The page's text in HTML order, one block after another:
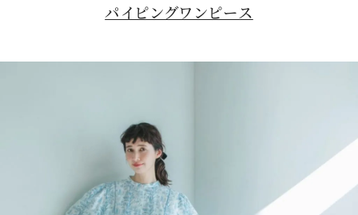
パイピングワンピース